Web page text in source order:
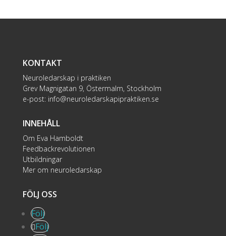
KONTAKT
Neuroledarskap i praktiken
Grev Magnigatan 9, Östermalm, Stockholm
e-post: info@neuroledarskapipraktiken.se
INNEHÅLL
Om Eva Hamboldt
Feedbackrevolutionen
Utbildningar
Mer om neuroledarskap
FÖLJ OSS
Följ
Följ